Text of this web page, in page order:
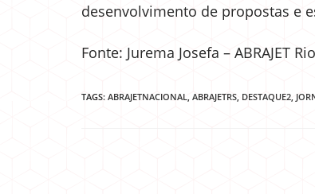
desenvolvimento de propostas e
Fonte: Jurema Josefa – ABRAJET
TAGS: ABRAJETNACIONAL ABRAJETRS DESTAQUE2